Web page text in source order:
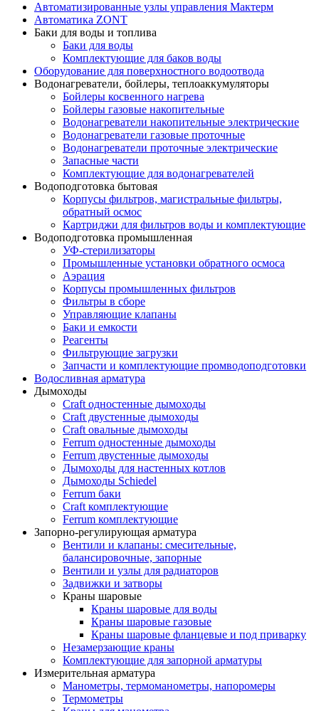
Автоматизированные узлы управления Мактерм
Автоматика ZONT
Баки для воды и топлива
Баки для воды
Комплектующие для баков воды
Оборудование для поверхностного водоотвода
Водонагреватели, бойлеры, теплоаккумуляторы
Бойлеры косвенного нагрева
Бойлеры газовые накопительные
Водонагреватели накопительные электрические
Водонагреватели газовые проточные
Водонагреватели проточные электрические
Запасные части
Комплектующие для водонагревателей
Водоподготовка бытовая
Корпусы фильтров, магистральные фильтры,
обратный осмос
Картриджи для фильтров воды и комплектующие
Водоподготовка промышленная
УФ-стерилизаторы
Промышленные установки обратного осмоса
Аэрация
Корпусы промышленных фильтров
Фильтры в сборе
Управляющие клапаны
Баки и емкости
Реагенты
Фильтрующие загрузки
Запчасти и комплектующие промводоподготовки
Водосливная арматура
Дымоходы
Craft одностенные дымоходы
Craft двустенные дымоходы
Craft овальные дымоходы
Ferrum одностенные дымоходы
Ferrum двустенные дымоходы
Дымоходы для настенных котлов
Дымоходы Schiedel
Ferrum баки
Craft комплектующие
Ferrum комплектующие
Запорно-регулирующая арматура
Вентили и клапаны: смесительные,
балансировочные, запорные
Вентили и узлы для радиаторов
Задвижки и затворы
Краны шаровые
Краны шаровые для воды
Краны шаровые газовые
Краны шаровые фланцевые и под приварку
Незамерзающие краны
Комплектующие для запорной арматуры
Измерительная арматура
Манометры, термоманометры, напоромеры
Термометры